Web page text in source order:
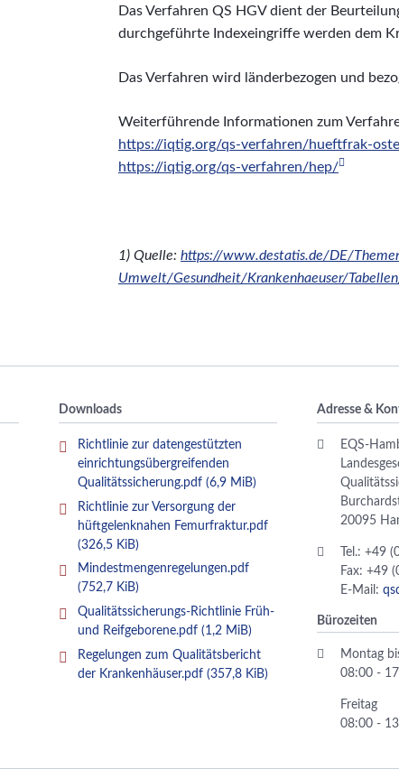
Das Verfahren QS HGV dient der
durchgeführte Indexeingriffe werden dem
Das Verfahren wird länderbezogen und
Weiterführende Informationen zum
https://iqtig.org/qs-verfahren/hueftfrak-
https://iqtig.org/qs-verfahren/hep/
1) Quelle: https://www.destatis.de/DE/
Umwelt/Gesundheit/Krankenhaeuser/
Downloads
Richtlinie zur datengestützten
einrichtungsübergreifenden
Qualitätssicherung.pdf (6,9 MiB)
Richtlinie zur Versorgung der
hüftgelenknahen Femurfraktur.pdf
(326,5 KiB)
Mindestmengenregelungen.pdf
(752,7 KiB)
Qualitätssicherungs-Richtlinie Früh-
und Reifgeborene.pdf (1,2 MiB)
Regelungen zum Qualitätsbericht
der Krankenhäuser.pdf (357,8 KiB)
Adresse &
EQS-
20095
Tel.: +49
Fax: +49
E-Mail:
Bürozeiten
Montag
08:00 -
Freitag
08:00 -